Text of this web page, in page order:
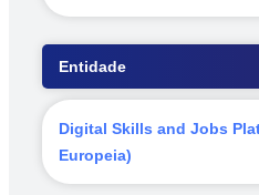
Entidade
Digital Skills and Jobs
Europeia)